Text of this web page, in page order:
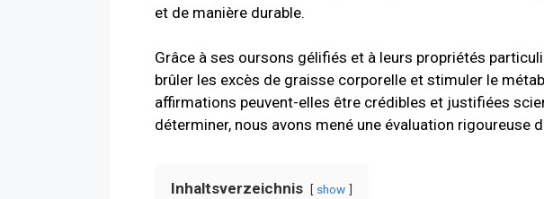
et de manière durable.
Grâce à ses oursons gélifiés et à leurs propriétés
brûler les excès de graisse corporelle et stimuler le
affirmations peuvent-elles être crédibles et justifiées
déterminer, nous avons mené une évaluation rigoureuse
Inhaltsverzeichnis show